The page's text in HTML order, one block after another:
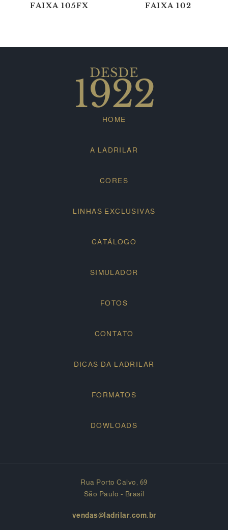
FAIXA 105FX FAIXA 102
DESDE
1922
HOME
A LADRILAR
CORES
LINHAS EXCLUSIVAS
CATÁLOGO
SIMULADOR
FOTOS
CONTATO
DICAS DA LADRILAR
FORMATOS
DOWLOADS
Rua Porto Calvo, 69
São Paulo - Brasil
vendas@ladrilar.com.br